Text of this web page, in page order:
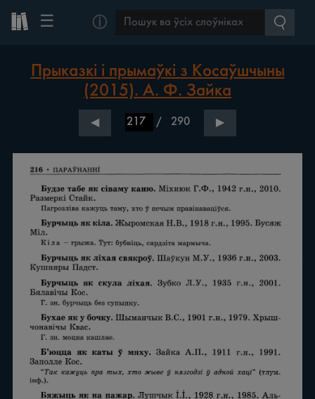
☰ ⓘ
Прыказкі і прымаўкі з Косаўшчыны
(2015). А. Ф. Зайка
◀ / 290 ▶